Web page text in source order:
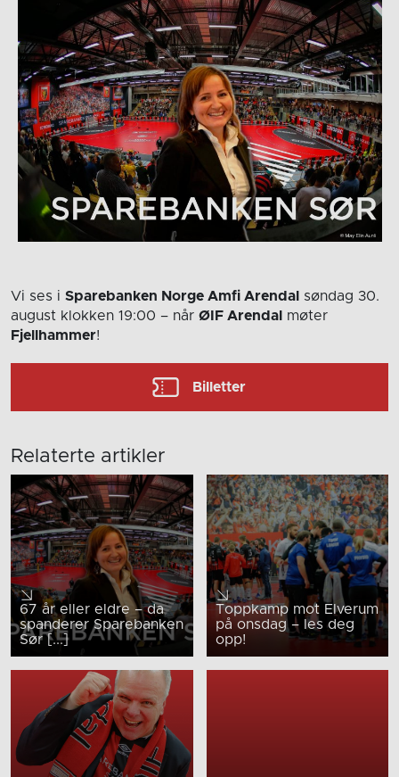
Vi ses i Sparebanken Norge Amfi Arendal søndag 30.
august klokken 19:00 – når ØIF Arendal møter
Fjellhammer!
Billetter
Relaterte artikler
67 år eller eldre – da
spanderer Sparebanken
Sør [...]
Toppkamp mot Elverum
på onsdag – les deg
opp!